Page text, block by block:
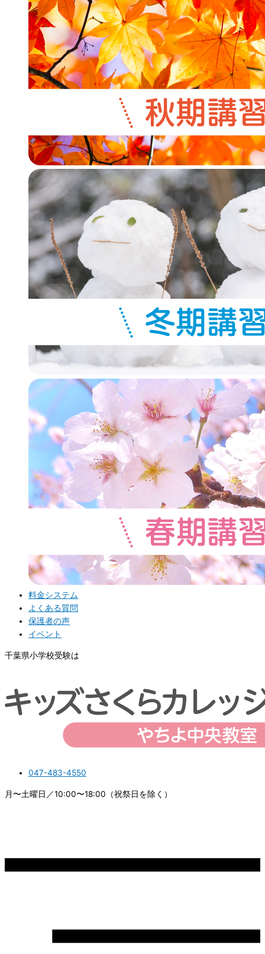
料金システム
よくある質問
保護者の声
イベント
千葉県小学校受験は
047-483-4550
月〜土曜日／10:00〜18:00（祝祭日を除く）